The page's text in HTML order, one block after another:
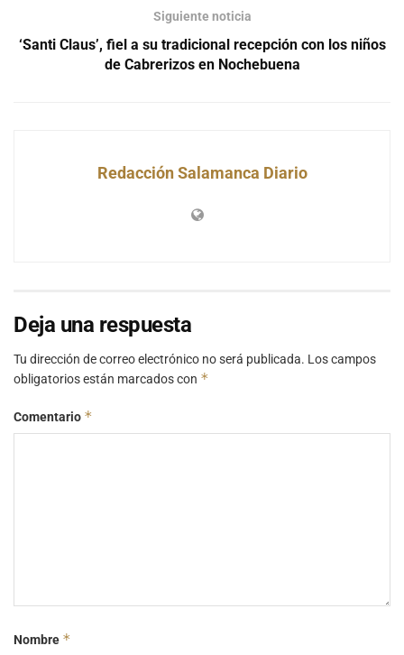
Siguiente noticia
‘Santi Claus’, fiel a su tradicional recepción con los niños
de Cabrerizos en Nochebuena
Redacción Salamanca Diario
Deja una respuesta
Tu dirección de correo electrónico no será publicada. Los campos
obligatorios están marcados con *
Comentario *
Nombre *